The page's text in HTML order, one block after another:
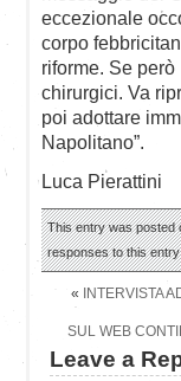
eccezionale
corpo
riforme. Se
chirurgici. Va
poi adottare
Napolitano”.
Luca Pierattini
This entry was posted
responses to this
« INTERVISTA
SUL WEB
Leave a